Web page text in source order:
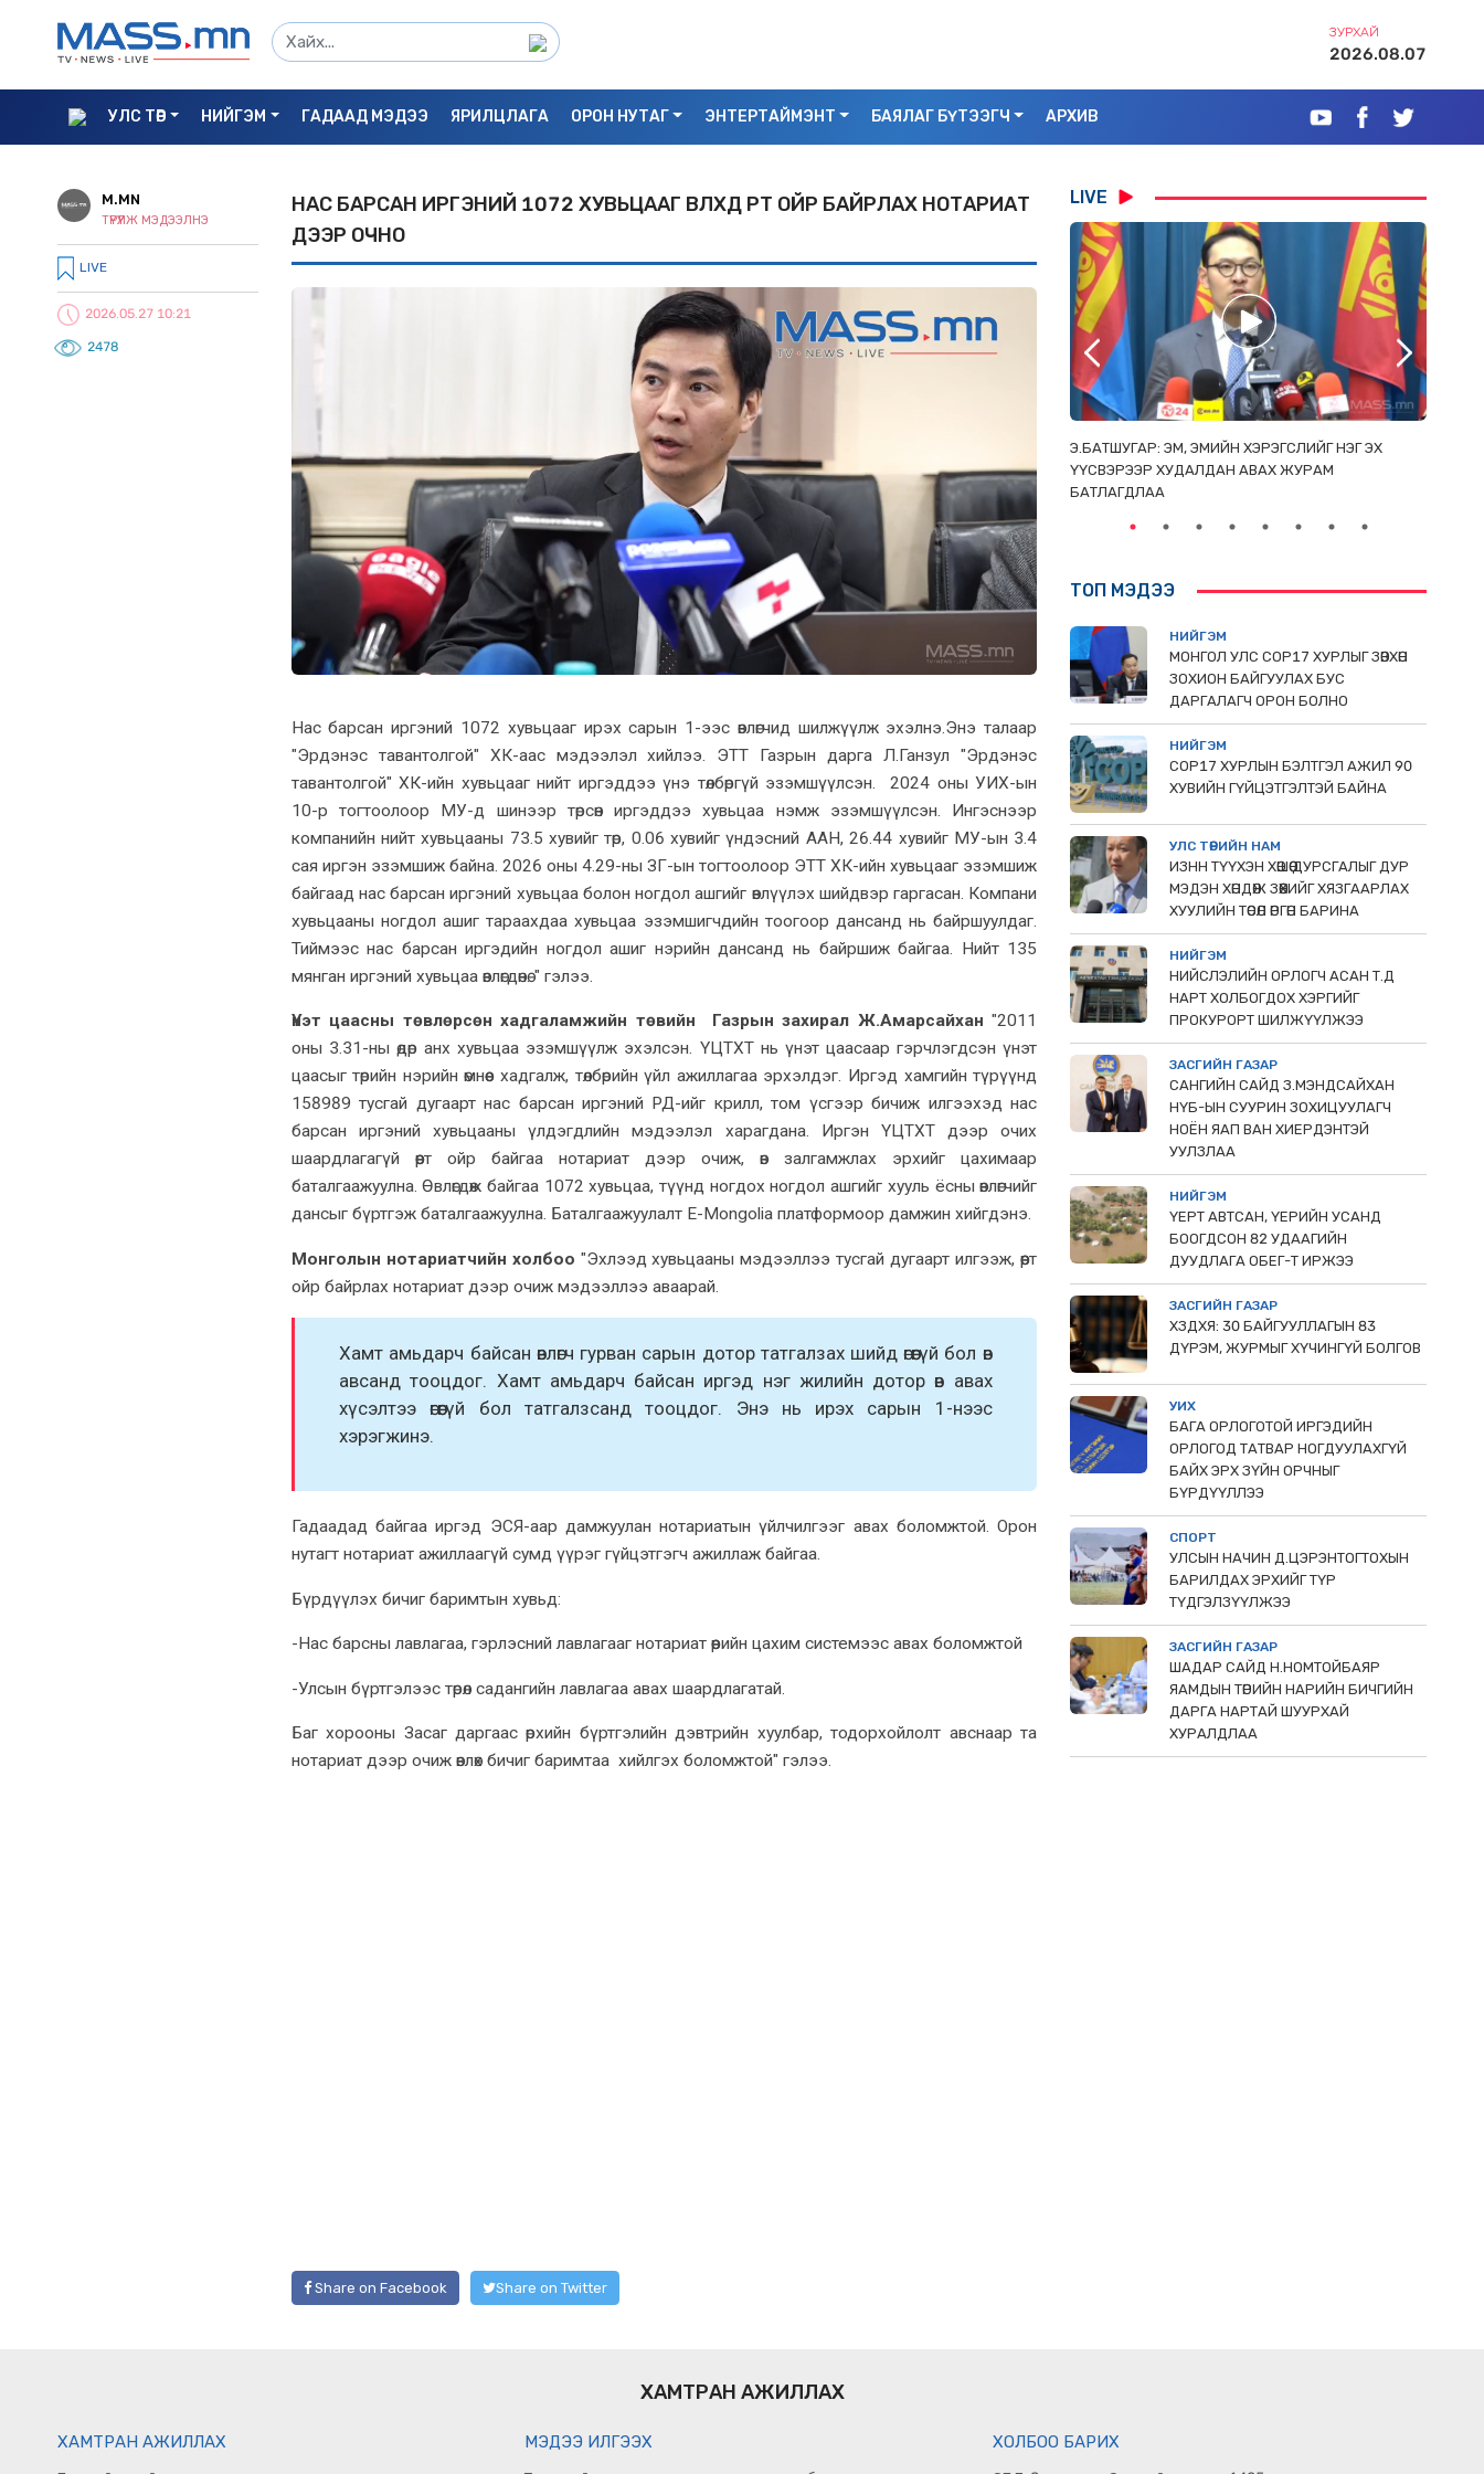
ЗУРХАЙ
2026.08.07
УЛС ТӨР НИЙГЭМ ГАДААД МЭДЭЭ ЯРИЛЦЛАГА ОРОН НУТАГ ЭНТЕРТАЙМЭНТ БАЯЛАГ БҮТЭЭГЧ АРХИВ
M.MN
ТҮРҮҮЛЖ МЭДЭЭЛНЭ
LIVE
2026.05.27 10:21
2478
НАС БАРСАН ИРГЭНИЙ 1072 ХУВЬЦААГ ӨВЛӨХДӨӨ ӨӨРТ ОЙР БАЙРЛАХ НОТАРИАТ
ДЭЭР ОЧНО
Нас барсан иргэний 1072 хувьцааг ирэх сарын 1-ээс өвлөгчид шилжүүлж эхэлнэ.Энэ талаар
"Эрдэнэс тавантолгой" ХК-аас мэдээлэл хийлээ. ЭТТ Газрын дарга Л.Ганзул "Эрдэнэс
тавантолгой" ХК-ийн хувьцааг нийт иргэддээ үнэ төлбөргүй эзэмшүүлсэн. 2024 оны УИХ-ын
10-р тогтоолоор МУ-д шинээр төрсөн иргэддээ хувьцаа нэмж эзэмшүүлсэн. Ингэснээр
компанийн нийт хувьцааны 73.5 хувийг төр, 0.06 хувийг үндэсний ААН, 26.44 хувийг МУ-ын 3.4
сая иргэн эзэмшиж байна. 2026 оны 4.29-ны ЗГ-ын тогтоолоор ЭТТ ХК-ийн хувьцааг эзэмшиж
байгаад нас барсан иргэний хувьцаа болон ногдол ашгийг өвлүүлэх шийдвэр гаргасан. Компани
хувьцааны ногдол ашиг тараахдаа хувьцаа эзэмшигчдийн тоогоор дансанд нь байршуулдаг.
Тиймээс нас барсан иргэдийн ногдол ашиг нэрийн дансанд нь байршиж байгаа. Нийт 135
мянган иргэний хувьцаа өвлөгдөнө. " гэлээ.
Үнэт цаасны төвлөрсөн хадгаламжийн төвийн Газрын захирал Ж.Амарсайхан"2011
оны 3.31-ны өдөр анх хувьцаа эзэмшүүлж эхэлсэн. ҮЦТХТ нь үнэт цаасаар гэрчлэгдсэн үнэт
цаасыг төрийн нэрийн өмнөөс хадгалж, төлбөрийн үйл ажиллагаа эрхэлдэг. Иргэд хамгийн түрүүнд
158989 тусгай дугаарт нас барсан иргэний РД-ийг крилл, том үсгээр бичиж илгээхэд нас
барсан иргэний хувьцааны үлдэгдлийн мэдээлэл харагдана. Иргэн ҮЦТХТ дээр очих
шаардлагагүй өөрт ойр байгаа нотариат дээр очиж, өв залгамжлах эрхийг цахимаар
баталгаажуулна. Өвлөгдөж байгаа 1072 хувьцаа, түүнд ногдох ногдол ашгийг хууль ёсны өвлөгчийг
дансыг бүртгэж баталгаажуулна. Баталгаажуулалт E-Mongolia платформоор дамжин хийгдэнэ.
Монголын нотариатчийн холбоо "Эхлээд хувьцааны мэдээллээ тусгай дугаарт илгээж, өөрт
ойр байрлах нотариат дээр очиж мэдээллээ аваарай.
Хамт амьдарч байсан өвлөгч гурван сарын дотор татгалзах шийд өгөөгүй бол өв
авсанд тооцдог. Хамт амьдарч байсан иргэд нэг жилийн дотор өв авах
хүсэлтээ өгөөгүй бол татгалзсанд тооцдог. Энэ нь ирэх сарын 1-нээс
хэрэгжинэ.
Гадаадад байгаа иргэд ЭСЯ-аар дамжуулан нотариатын үйлчилгээг авах боломжтой. Орон
нутагт нотариат ажиллаагүй сумд үүрэг гүйцэтгэгч ажиллаж байгаа.
Бүрдүүлэх бичиг баримтын хувьд:
-Нас барсны лавлагаа, гэрлэсний лавлагааг нотариат өөрийн цахим системээс авах боломжтой
-Улсын бүртгэлээс төрөл садангийн лавлагаа авах шаардлагатай.
Баг хорооны Засаг даргаас өрхийн бүртгэлийн дэвтрийн хуулбар, тодорхойлолт авснаар та
нотариат дээр очиж өвлөх бичиг баримтаа хийлгэх боломжтой" гэлээ.
Share on Facebook Share on Twitter
LIVE
С.БАЯРБИЛЭГ: ДРАГОН ТӨВИЙН 3 ДАВХРААС
УНАСАН 25 НАСТАЙ ЭМЭГТЭЙ АМИА ХОРЛОСОН
БАЙЖ БОЛЗОШГҮЙ
Э.БАТШУГАР: ЭМ, ЭМИЙН ХЭРЭГСЛИЙГ НЭГ ЭХ
ҮҮСВЭРЭЭР ХУДАЛДАН АВАХ ЖУРАМ
БАТЛАГДЛАА
ТОП МЭДЭЭ
НИЙГЭМ
МОНГОЛ УЛС СОР17 ХУРЛЫГ ЗӨВХӨН
ЗОХИОН БАЙГУУЛАХ БУС
ДАРГАЛАГЧ ОРОН БОЛНО
НИЙГЭМ
COP17 ХУРЛЫН БЭЛТГЭЛ АЖИЛ 90
ХУВИЙН ГҮЙЦЭТГЭЛТЭЙ БАЙНА
УЛС ТӨРИЙН НАМ
ИЗНН ТҮҮХЭН ХӨШӨӨ ДУРСГАЛЫГ ДУР
МЭДЭН ХӨНДӨЖ ЗӨӨХИЙГ ХЯЗГААРЛАХ
ХУУЛИЙН ТӨСӨЛ ӨРГӨН БАРИНА
НИЙГЭМ
НИЙСЛЭЛИЙН ОРЛОГЧ АСАН Т.Д
НАРТ ХОЛБОГДОХ ХЭРГИЙГ
ПРОКУРОРТ ШИЛЖҮҮЛЖЭЭ
ЗАСГИЙН ГАЗАР
САНГИЙН САЙД З.МЭНДСАЙХАН
НҮБ-ЫН СУУРИН ЗОХИЦУУЛАГЧ
НОЁН ЯАП ВАН ХИЕРДЭНТЭЙ
УУЛЗЛАА
НИЙГЭМ
ҮЕРТ АВТСАН, ҮЕРИЙН УСАНД
БООГДСОН 82 УДААГИЙН
ДУУДЛАГА ОБЕГ-Т ИРЖЭЭ
ЗАСГИЙН ГАЗАР
ХЗДХЯ: 30 БАЙГУУЛЛАГЫН 83
ДҮРЭМ, ЖУРМЫГ ХҮЧИНГҮЙ БОЛГОВ
УИХ
БАГА ОРЛОГОТОЙ ИРГЭДИЙН
ОРЛОГОД ТАТВАР НОГДУУЛАХГҮЙ
БАЙХ ЭРХ ЗҮЙН ОРЧНЫГ
БҮРДҮҮЛЛЭЭ
СПОРТ
УЛСЫН НАЧИН Д.ЦЭРЭНТОГТОХЫН
БАРИЛДАХ ЭРХИЙГ ТҮР
ТҮДГЭЛЗҮҮЛЖЭЭ
ЗАСГИЙН ГАЗАР
ШАДАР САЙД Н.НОМТОЙБАЯР
ЯАМДЫН ТӨРИЙН НАРИЙН БИЧГИЙН
ДАРГА НАРТАЙ ШУУРХАЙ
ХУРАЛДЛАА
ХАМТРАН АЖИЛЛАХ
ХАМТРАН АЖИЛЛАХ МЭДЭЭ ИЛГЭЭХ ХОЛБОО БАРИХ